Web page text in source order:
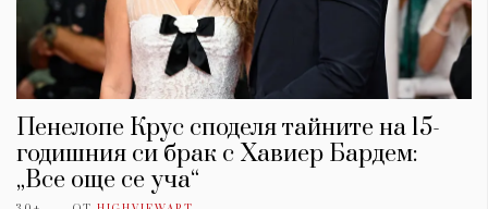
Пенелопе Крус споделя тайните на 15-
годишния си брак с Хавиер Бардем:
„Все още се уча“